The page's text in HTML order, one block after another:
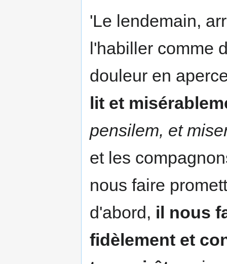
'Le lendemain,
l'habiller comme
douleur en
lit et
pensilem, et
et les
nous faire
d'abord, il nous
fidèlement et